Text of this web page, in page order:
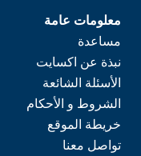
معلومات عامة
مساعدة
نبذة عن اكسايت
الأسئلة الشائعة
الشروط و الأحكام
خريطة الموقع
تواصل معنا